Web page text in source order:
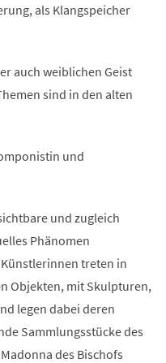
als Klangspeicher
auch weiblichen Geist
sind in den alten
und
und zugleich
Phänomen
treten in
Objekten, mit Skulpturen,
legen dabei deren
Sammlungsstücke des
des Bischofs